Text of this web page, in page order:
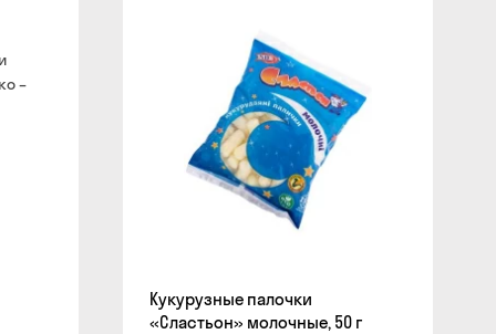
Кукурузные палочки
«Сластьон» молочные, 50 г
–